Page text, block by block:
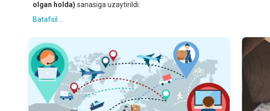
olgan holda) sanasiga uzaytirildi:
Batafsil ...